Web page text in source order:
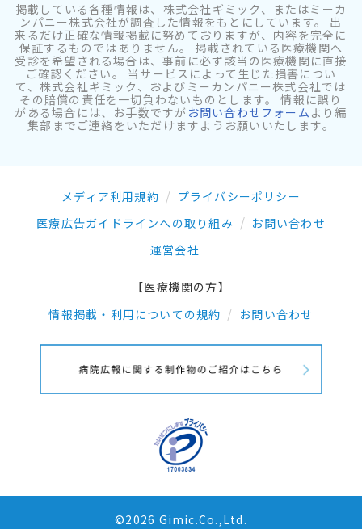
掲載している各種情報は、株式会社ギミック、またはミーカ
ンパニー株式会社が調査した情報をもとにしています。 出
来るだけ正確な情報掲載に努めておりますが、内容を完全に
保証するものではありません。 掲載されている医療機関へ
受診を希望される場合は、事前に必ず該当の医療機関に直接
ご確認ください。 当サービスによって生じた損害につい
て、株式会社ギミック、およびミーカンパニー株式会社では
その賠償の責任を一切負わないものとします。 情報に誤り
がある場合には、お手数ですが お問い合わせフォーム より編
集部までご連絡をいただけますようお願いいたします。
メディア利用規約
プライバシーポリシー
医療広告ガイドラインへの取り組み
お問い合わせ
運営会社
【医療機関の方】
情報掲載・利用についての規約
お問い合わせ
©2026 Gimic.Co.,Ltd.